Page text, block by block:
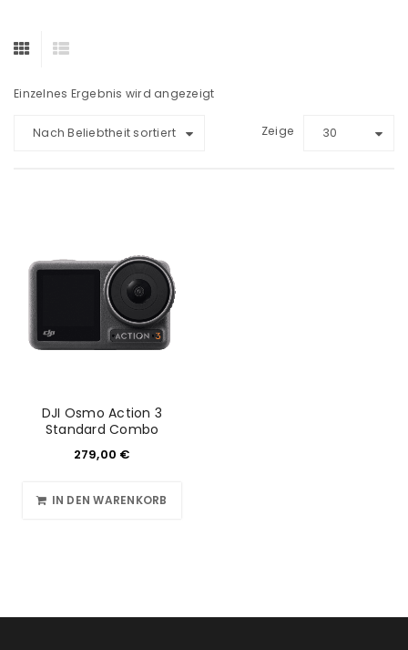
Einzelnes Ergebnis wird angezeigt
Nach Beliebtheit sortiert Zeige 30
DJI Osmo Action 3
Standard Combo
279,00 €
IN DEN WARENKORB